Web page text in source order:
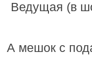
Ведущая (в
А мешок с